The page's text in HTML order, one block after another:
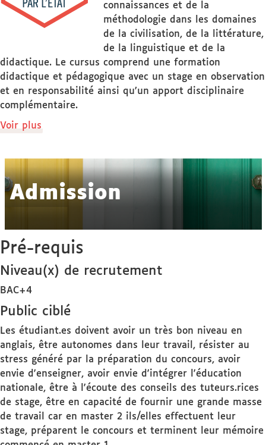
connaissances et de la
méthodologie dans les domaines
de la civilisation, de la littérature,
de la linguistique et de la
didactique. Le cursus comprend une formation
didactique et pédagogique avec un stage en observation
et en responsabilité ainsi qu’un apport disciplinaire
complémentaire.
Voir plus
Admission
Pré-requis
Niveau(x) de recrutement
BAC+4
Public ciblé
Les étudiant.es doivent avoir un très bon niveau en
anglais, être autonomes dans leur travail, résister au
stress généré par la préparation du concours, avoir
envie d'enseigner, avoir envie d'intégrer l'éducation
nationale, être à l'écoute des conseils des tuteurs.rices
de stage, être en capacité de fournir une grande masse
de travail car en master 2 ils/elles effectuent leur
stage, préparent le concours et terminent leur mémoire